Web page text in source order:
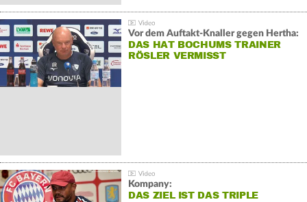
Vor dem Auftakt-Knaller gegen Hertha:
DAS HAT BOCHUMS TRAINER
RÖSLER VERMISST
Kompany:
DAS ZIEL IST DAS TRIPLE